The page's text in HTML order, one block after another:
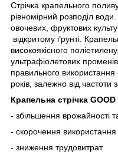
Стрічка крапельного
рівномірний розподіл
овочевих, фруктових
відкритому ґрунті.
високоякісного
ультрафіолетових
правильного використання
років, залежно від частоти
Крапельна стрічка GOOD
- збільшення врожайності
- скорочення
- зниження трудовитрат